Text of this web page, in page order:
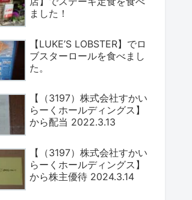
ました！
【LUKE’S LOBSTER】でロ
ブスターロールを食べまし
た。
【（3197）株式会社すかい
らーくホールディングス】
から配当 2022.3.13
【（3197）株式会社すかい
らーくホールディングス】
から株主優待 2024.3.14